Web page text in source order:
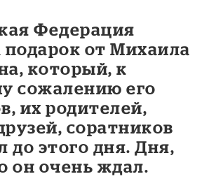
Федерация
подарок от Михаила
который, к
сожалению его
их родителей,
соратников
до этого дня. Дня,
он очень ждал.